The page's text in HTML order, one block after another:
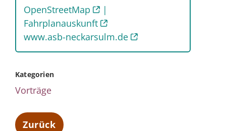
OpenStreetMap
Fahrplanauskunft
www.asb-neckarsulm.de
Kategorien
Vorträge
Zurück